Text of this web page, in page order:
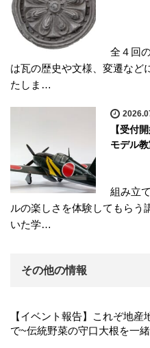
全４回
は瓦の歴史や文様、変遷など
たしま…
【受付
モデル
組み立
ルの楽しさを体験してもらう
いた学…
その他の情報
【イベント報告】これぞ地
で~伝統野菜の守口大根を一